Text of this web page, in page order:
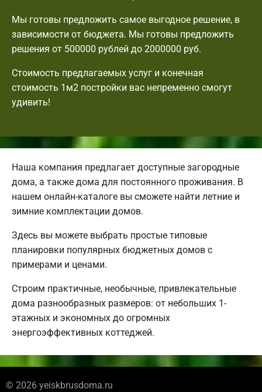
Мы готовы предложить самое выгодное решение, в
зависимости от бюджета. Мы готовы предложить
решения от 500000 рублей до 2000000 руб.
Стоимость предлагаемых услуг и конечная
стоимость 1м2 постройки вас непременно смогут
удивить!
Наша компания предлагает доступные загородные
дома, а также дома для постоянного проживания. В
нашем онлайн-каталоге вы сможете найти летние и
зимние комплектации домов.
Здесь вы можете выбрать простые типовые
планировки популярных бюджетных домов с
примерами и ценами.
Строим практичные, необычные, привлекательные
дома разнообразных размеров: от небольших 1-
этажных и экономных до огромных
энергоэффективных коттеджей.
© 2026 yeiskbrusdoma.ru